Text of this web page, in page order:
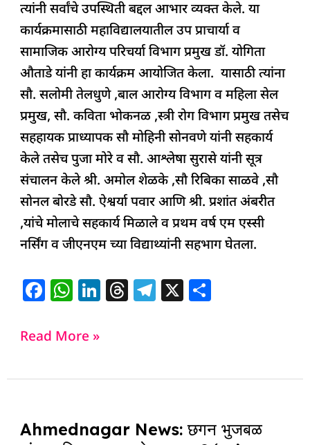
त्यांनी सर्वांचे उपस्थिती बद्दल आभार व्यक्त केले. या
कार्यक्रमासाठी महाविद्यालयातील उप प्राचार्या व
सामाजिक आरोग्य परिचर्या विभाग प्रमुख डॉ. योगिता
औताडे यांनी हा कार्यक्रम आयोजित केला. यासाठी त्यांना
सौ. सलोमी तेलधुणे ,बाल आरोग्य विभाग व महिला सेल
प्रमुख, सौ. कविता भोकनळ ,स्त्री रोग विभाग प्रमुख तसेच
सहहायक प्राध्यापक सौ मोहिनी सोनवणे यांनी सहकार्य
केले तसेच पुजा मोरे व सौ. आश्लेषा सुरासे यांनी सूत्र
संचालन केले श्री. अमोल शेळके ,सौ रिबिका साळवे ,सौ
सोनल बोरडे सौ. ऐश्वर्या पवार आणि श्री. प्रशांत अंबरीत
,यांचे मोलाचे सहकार्य मिळाले व प्रथम वर्ष एम एस्सी
नर्सिंग व जीएनएम च्या विद्याथ्यांनी सहभाग घेतला.
F
c
b
o
W
at
A
p
Li
dI
T
d
T
ra
X
Read More »
Ahmednagar News: छगन भुजबळ
News: